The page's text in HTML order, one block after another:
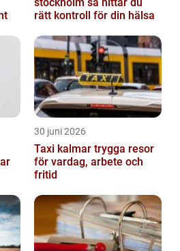
rätt kontroll för din hälsa
30 juni 2026
Taxi kalmar trygga resor
för vardag, arbete och
fritid